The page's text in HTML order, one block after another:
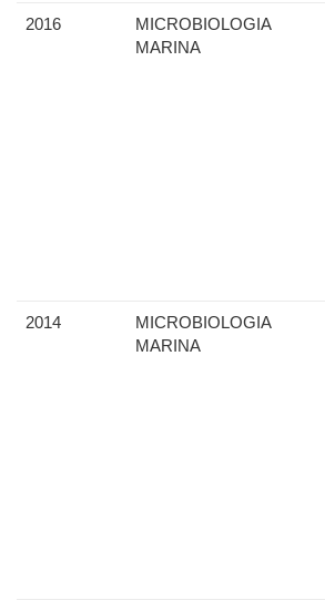
2016
MICROBIOLOGIA
MARINA
2014
MICROBIOLOGIA
MARINA